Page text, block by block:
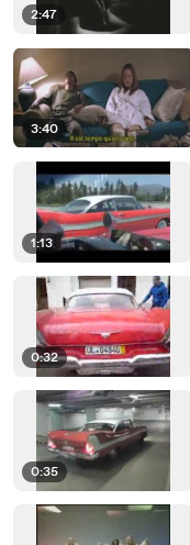
2:47
3:40
1:13
0:32
0:35